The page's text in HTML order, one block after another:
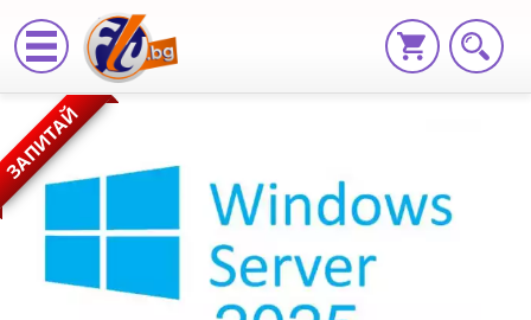
Dell
10-
pack
of
Windows
ЗАПИТАЙ